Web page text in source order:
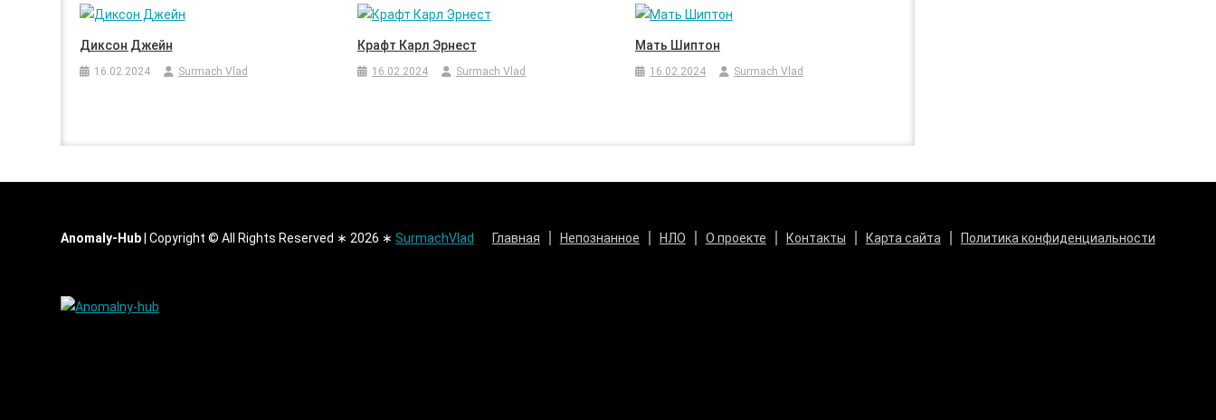
Диксон Джейн
16.02.2024 Surmach Vlad
Крафт Карл Эрнест
16.02.2024 Surmach Vlad
Мать Шиптон
16.02.2024 Surmach Vlad
Anomaly-Hub |Copyright © All Rights Reserved ∗ 2026 ∗ SurmachVlad Главная Непознанное НЛО О проекте Контакты Карта сайта Политика конфиденциальности